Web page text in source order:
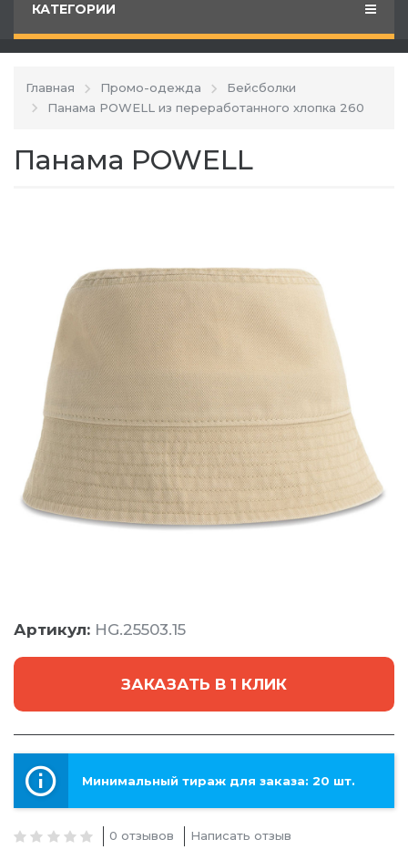
КАТЕГОРИИ
Главная Промо-одежда
Бейсболки
Панама POWELL из переработанного хлопка 260
Панама POWELL
Артикул: HG.25503.15
ЗАКАЗАТЬ В 1 КЛИК
Минимальный тираж для заказа: 20 шт.
0 отзывов Написать отзыв